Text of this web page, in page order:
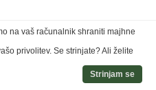
na vaš računalnik shraniti majhne
privolitev. Se strinjate? Ali želite
Strinjam se